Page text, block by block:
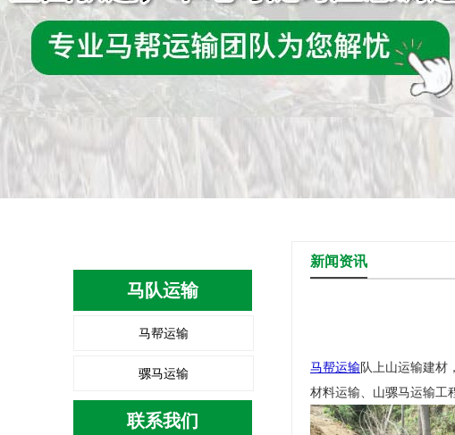
马队运输
马帮运输
骡马运输
联系我们
新闻资讯
马帮运输队上山运输建材
材料运输、山骡马运输工